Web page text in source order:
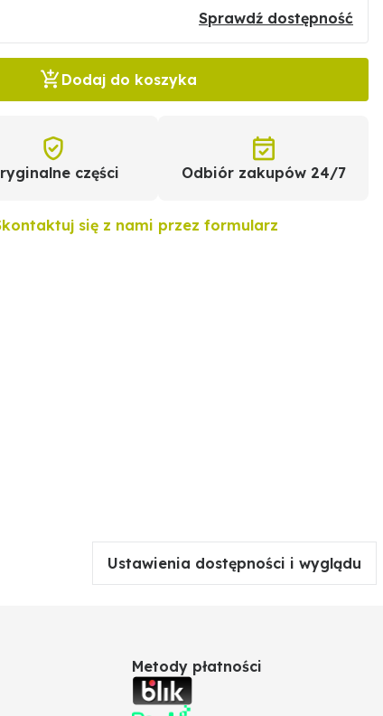
Sprawdź dostępność
Dodaj do koszyka
części Odbiór zakupów 24/7
się z nami przez formularz
Ustawienia dostępności i wyglądu
Metody płatności